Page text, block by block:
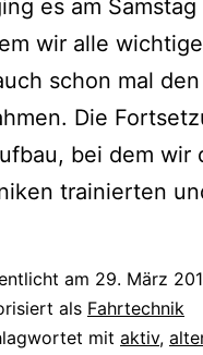
es am
wir alle
schon mal
Die
bei dem
trainierten
am 29. März
als Fahrtechnik
mit aktiv,